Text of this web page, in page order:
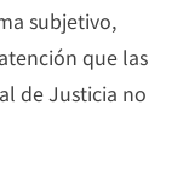
subjetivo,
que las
de Justicia no